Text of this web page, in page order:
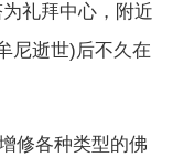
礼拜中心，附近
尼逝世)后不久在
修各种类型的佛